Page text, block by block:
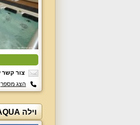
צור קשר
הצג מספר
וילה AQUA בוטיק